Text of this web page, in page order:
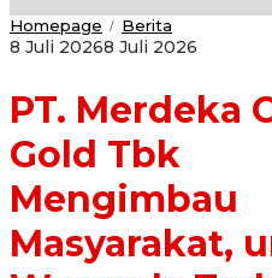
Homepage / Berita
Merdeka
Tbk
Mengimbau
untuk
Terhadap
Berbagai
Bentuk
Penipuan
8 Juli 20268 Juli 2026
PT. Merdeka
Gold Tbk
Mengimbau
Masyarakat,